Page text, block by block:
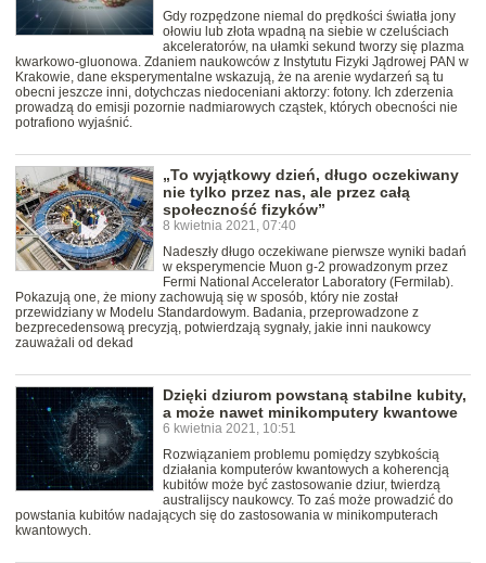
Gdy rozpędzone niemal do prędkości światła jony
ołowiu lub złota wpadną na siebie w czeluściach
akceleratorów, na ułamki sekund tworzy się plazma
kwarkowo-gluonowa. Zdaniem naukowców z Instytutu Fizyki Jądrowej PAN w
Krakowie, dane eksperymentalne wskazują, że na arenie wydarzeń są tu
obecni jeszcze inni, dotychczas niedoceniani aktorzy: fotony. Ich zderzenia
prowadzą do emisji pozornie nadmiarowych cząstek, których obecności nie
potrafiono wyjaśnić.
„To wyjątkowy dzień, długo oczekiwany
nie tylko przez nas, ale przez całą
społeczność fizyków”
8 kwietnia 2021, 07:40
Nadeszły długo oczekiwane pierwsze wyniki badań
w eksperymencie Muon g-2 prowadzonym przez
Fermi National Accelerator Laboratory (Fermilab).
Pokazują one, że miony zachowują się w sposób, który nie został
przewidziany w Modelu Standardowym. Badania, przeprowadzone z
bezprecedensową precyzją, potwierdzają sygnały, jakie inni naukowcy
zauważali od dekad
Dzięki dziurom powstaną stabilne kubity,
a może nawet minikomputery kwantowe
6 kwietnia 2021, 10:51
Rozwiązaniem problemu pomiędzy szybkością
działania komputerów kwantowych a koherencją
kubitów może być zastosowanie dziur, twierdzą
australijscy naukowcy. To zaś może prowadzić do
powstania kubitów nadających się do zastosowania w minikomputerach
kwantowych.